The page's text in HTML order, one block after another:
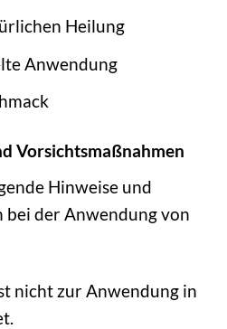
Heilung
Anwendung
Vorsichtsmaßnahmen
Hinweise und
der Anwendung von
nicht zur Anwendung in